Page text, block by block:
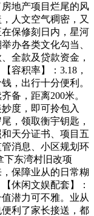
地产项目烂尾的风
人文空气稠密，又
保修刻日内，星河
办各类文化勾当、
全款及贷款资金，
容积率】：3.18，
，出行十分便利。
备，距离200米。
度，即可拎包入
，领取衡宇钥匙，
天分证书、项目五
消息、小区规划环
下东湾村旧改项
保障业从的日常糊
休闲文娱配套】：
潜力可不雅。业从
利了家长接送，都